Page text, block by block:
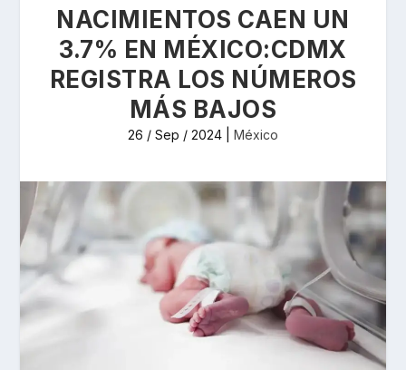
NACIMIENTOS CAEN UN
3.7% EN MÉXICO:CDMX
REGISTRA LOS NÚMEROS
MÁS BAJOS
26 / Sep / 2024 México